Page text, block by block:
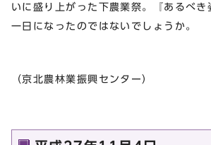
いに盛り上がった下農業祭。『あるべき
一日になったのではないでしょうか。
（京北農林業振興センター）